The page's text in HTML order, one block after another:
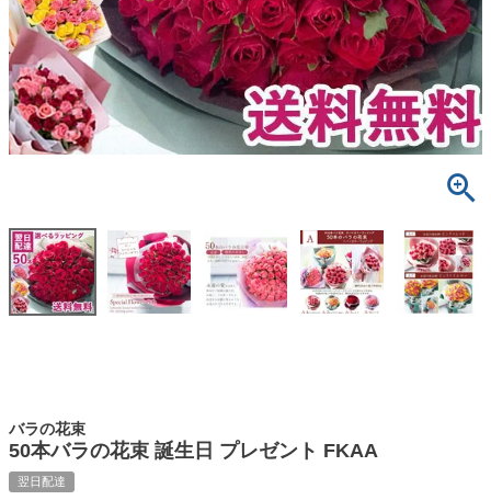
バラの花束
50本バラの花束 誕生日 プレゼント FKAA
翌日配達